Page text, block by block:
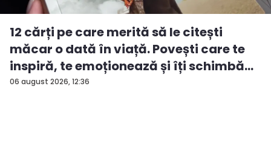
06 august 2026, 12:36
12 cărți pe care merită să le citești
măcar o dată în viață. Povești care te
inspiră, te emoționează și îți schimbă...